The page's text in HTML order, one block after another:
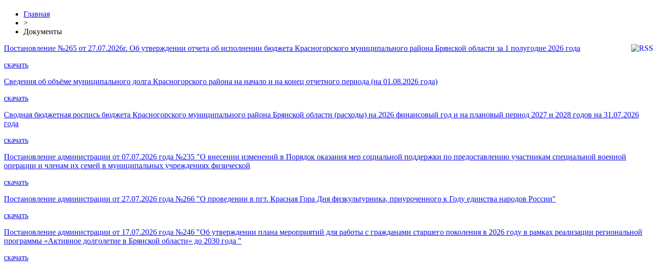
Главная
>
Документы
Постановление №265 от 27.07.2026г. Об утверждении отчета об исполнении бюджета Красногорского муниципального района Брянской области за 1 полугодие 2026 года
скачать
Сведения об объёме муниципального долга Красногорского района на начало и на конец отчетного периода (на 01.08.2026 года)
скачать
Сводная бюджетная роспись бюджета Красногорского муниципального района Брянской области (расходы) на 2026 финансовый год и на плановый период 2027 и 2028 годов на 31.07.2026
года
скачать
Постановление администрации от 07.07.2026 года №235 "О внесении изменений в Порядок оказания мер социальной поддержки по предоставлению участникам специальной военной
операции и членам их семей в муниципальных учреждениях физической
скачать
Постановление администрации от 27.07.2026 года №266 "О проведении в пгт. Красная Гора Дня физкультурника, приуроченного к Году единства народов России"
скачать
Постановление администрации от 17.07.2026 года №246 "Об утверждении плана мероприятий для работы с гражданами старшего поколения в 2026 году в рамках реализации региональной
программы «Активное долголетие в Брянской области» до 2030 года "
скачать